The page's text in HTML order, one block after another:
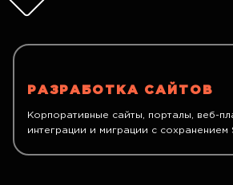
РАЗРАБОТКА САЙТОВ
Корпоративные сайты, порталы, веб-
интеграции и миграции с сохранением